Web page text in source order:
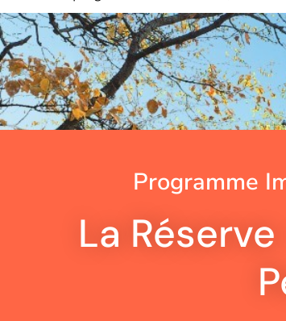
Programme
La